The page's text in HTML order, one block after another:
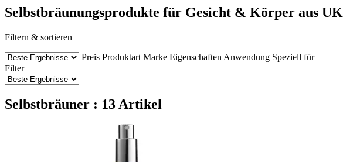
Selbstbräunungsprodukte für Gesicht & Körper aus UK
Filtern & sortieren
Preis Produktart Marke Eigenschaften Anwendung Speziell für
Filter
Selbstbräuner : 13 Artikel